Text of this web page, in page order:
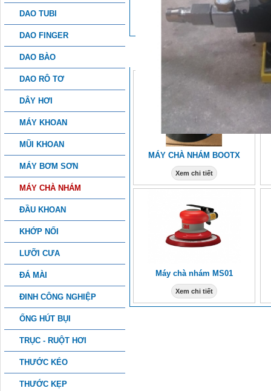
DAO TUBI
DAO FINGER
DAO BÀO
DAO RÔ TƠ
DÂY HƠI
MÁY KHOAN
MŨI KHOAN
MÁY BƠM SƠN
MÁY CHÀ NHÁM
ĐẦU KHOAN
KHỚP NỐI
LƯỠI CƯA
ĐÁ MÀI
ĐINH CÔNG NGHIỆP
ỐNG HÚT BỤI
TRỤC - RUỘT HƠI
THƯỚC KÉO
THƯỚC KẸP
THÔNG TIN CHI TIẾT
SẢN PHẨM KHÁC
MÁY CHÀ NHÁM BOOTX
Xem chi tiết
Máy chà nhám MS01
Xem chi tiết